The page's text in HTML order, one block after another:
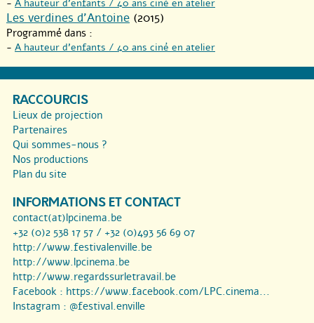
- A hauteur d’enfants / 40 ans ciné en atelier
Les verdines d’Antoine (2015)
Programmé dans :
- A hauteur d’enfants / 40 ans ciné en atelier
RACCOURCIS
Lieux de projection
Partenaires
Qui sommes-nous ?
Nos productions
Plan du site
INFORMATIONS ET CONTACT
contact(at)lpcinema.be
+32 (0)2 538 17 57 / +32 (0)493 56 69 07
http://www.festivalenville.be
http://www.lpcinema.be
http://www.regardssurletravail.be
Facebook : https://www.facebook.com/LPC.cinema...
Instagram : @festival.enville